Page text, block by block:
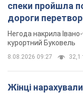
спеки пройшла
дороги
Відео
Негода накрила
курортний Буковель
8.08.2026 09:27 32,1
Жінці